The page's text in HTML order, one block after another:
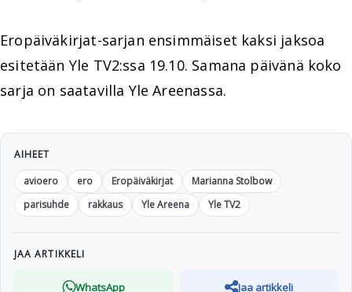
Eropäiväkirjat-sarjan ensimmäiset kaksi jaksoa
esitetään Yle TV2:ssa 19.10. Samana päivänä koko
sarja on saatavilla Yle Areenassa.
AIHEET
avioero
ero Eropäiväkirjat
Marianna Stolbow
parisuhde
rakkaus Yle Areena Yle TV2
JAA ARTIKKELI
WhatsApp Jaa artikkeli